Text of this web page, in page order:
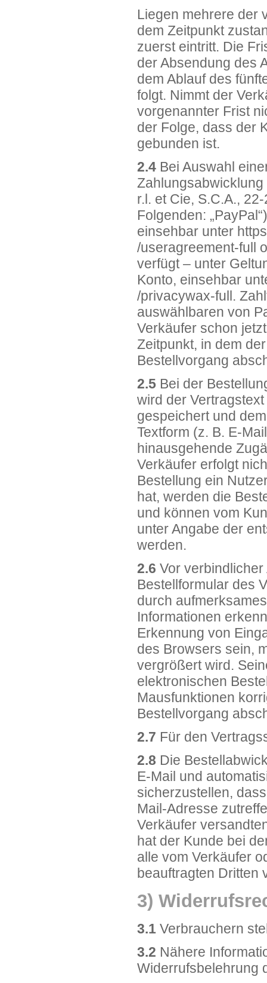
Liegen mehrere der
dem Zeitpunkt
zuerst eintritt. Die
der Absendung des
dem Ablauf des
folgt. Nimmt der
vorgenannter Frist
der Folge, dass der
gebunden ist.
2.4 Bei Auswahl
r.l. et Cie, S.C.A.,
Folgenden:
einsehbar unter
/useragreement-full
verfügt – unter
Konto, einsehbar
/privacywax-full .
auswählbaren von
Verkäufer schon
Zeitpunkt, in dem
Bestellvorgang
2.5 Bei der
wird der
gespeichert und
Textform (z. B. E-
hinausgehende
Verkäufer erfolgt
Bestellung ein
hat, werden die
und können vom
unter Angabe der
werden.
2.6 Vor
Bestellformular des
durch
Informationen
Erkennung von
des Browsers sein,
vergrößert wird.
elektronischen
Mausfunktionen
Bestellvorgang
2.7 Für den
2.8 Die
E-Mail und
sicherzustellen,
Mail-Adresse
Verkäufer
hat der Kunde bei
alle vom Verkäufer
beauftragten Dritten
3)
3.1 Verbrauchern
3.2 Nähere
Widerrufsbelehrung